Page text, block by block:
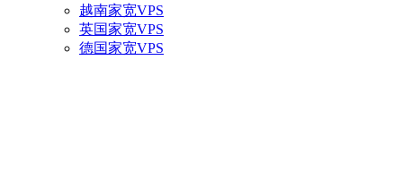
越南家宽VPS
英国家宽VPS
德国家宽VPS